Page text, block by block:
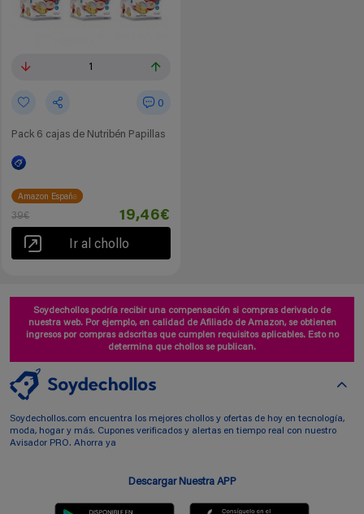
1
0
Pack 6 cajas de Nutribén Papillas
Amazon España
39€ 19,46€
Ir al chollo
Soydechollos podría recibir una compensación si compras derivado de
nuestra web. Por ejemplo, en calidad de Afiliado de Amazon, se obtienen
ingresos por compras adscritas que cumplen requisitos aplicables. Esto no
determina que chollos se publican.
Soydechollos.com encuentra los mejores chollos y ofertas de hoy en tecnología,
moda, hogar y más. Cupones verificados y alertas en tiempo real con nuestro
Avisador PRO. Ahorra ya
Descargar Nuestra APP